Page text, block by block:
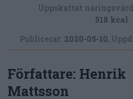
Uppskattat
518 kcal
Publicerat: 2020-05-10,
Författare: Henrik
Mattsson